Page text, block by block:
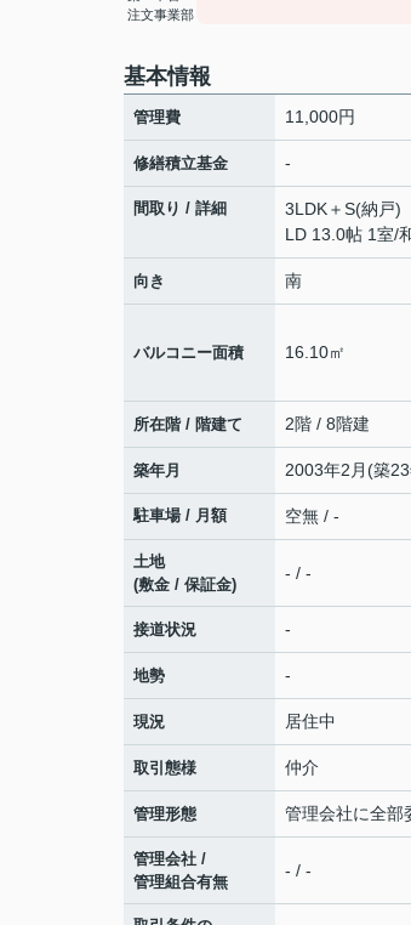
注文事業部
基本情報
管理費 11,000円
修繕積立基金 -
間取り / 詳細
3LDK＋S(納戸)
LD 13.0帖 1室/
向き 南
バルコニー面積 16.10㎡
所在階 / 階建て 2階 / 8階建
築年月 2003年2月(築
駐車場 / 月額 空無 / -
土地
(敷金 / 保証金)
- / -
接道状況 -
地勢 -
現況 居住中
取引態様 仲介
管理形態 管理会社に全部
管理会社 /
管理組合有無
- / -